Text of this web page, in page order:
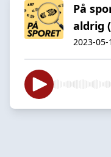
På
aldrig
2023-05-